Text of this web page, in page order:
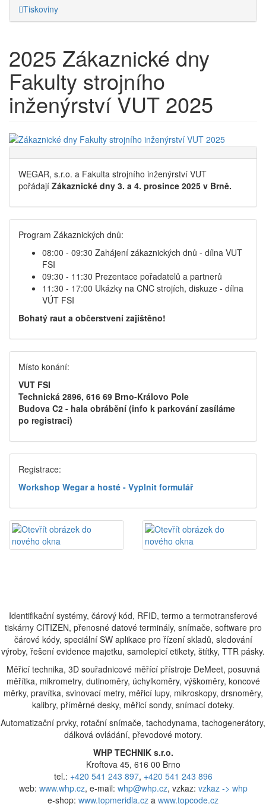
Tiskoviny
2025 Zákaznické dny
Fakulty strojního
inženýrství VUT 2025
WEGAR, s.r.o. a Fakulta strojního inženýrství VUT
pořádají Zákaznické dny 3. a 4. prosince 2025 v Brně.
Program Zákaznických dnů:
08:00 - 09:30 Zahájení zákaznických dnů - dílna VUT
FSI
09:30 - 11:30 Prezentace pořadatelů a partnerů
11:30 - 17:00 Ukázky na CNC strojích, diskuze - dílna
VÚT FSI
Bohatý raut a občerstvení zajištěno!
Místo konání:
VUT FSI
Technická 2896, 616 69 Brno-Královo Pole
Budova C2 - hala obrábění (info k parkování zasíláme
po registraci)
Registrace:
Workshop Wegar a hosté - Vyplnit formulář
Identifikační systémy, čárový kód, RFID, termo a termotransferové
tiskárny CITIZEN, přenosné datové terminály, snímače, software pro
čárové kódy, speciální SW aplikace pro řízení skladů, sledování
výroby, řešení evidence majetku, samolepicí etikety, štítky, TTR pásky.
Měřicí technika, 3D souřadnicové měřící přístroje DeMeet, posuvná
měřítka, mikrometry, dutinoměry, úchylkoměry, výškoměry, koncové
měrky, pravítka, svinovací metry, měřicí lupy, mikroskopy, drsnoměry,
kalibry, příměrné desky, měřicí sondy, snímací doteky.
Automatizační prvky, rotační snímače, tachodynama, tachogenerátory,
dálková ovládání, převodové motory.
WHP TECHNIK s.r.o.
Kroftova 45, 616 00 Brno
tel.: +420 541 243 897, +420 541 243 896
web: www.whp.cz, e-mail: whp@whp.cz, vzkaz: vzkaz -> whp
e-shop: www.topmeridla.cz a www.topcode.cz